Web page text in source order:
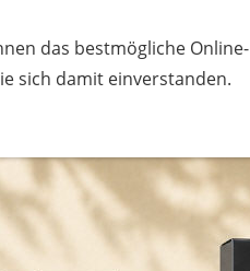
das bestmögliche Online-
sich damit einverstanden.